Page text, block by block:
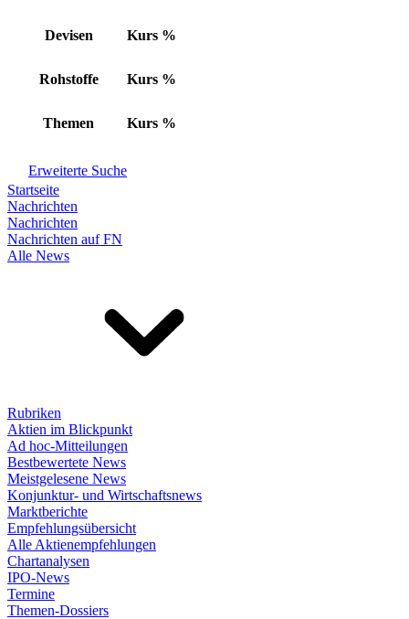
Devisen Kurs %
Rohstoffe Kurs %
Themen Kurs %
Erweiterte Suche
Startseite
Nachrichten
Nachrichten
Nachrichten auf FN
Alle News
Rubriken
Aktien im Blickpunkt
Ad hoc-Mitteilungen
Bestbewertete News
Meistgelesene News
Konjunktur- und Wirtschaftsnews
Marktberichte
Empfehlungsübersicht
Alle Aktienempfehlungen
Chartanalysen
IPO-News
Termine
Themen-Dossiers